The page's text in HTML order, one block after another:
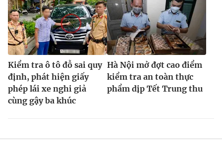
Kiểm tra ô tô đỗ sai quy
định, phát hiện giấy
phép lái xe nghi giả
cùng gậy ba khúc
Hà Nội mở đợt cao điểm
kiểm tra an toàn thực
phẩm dịp Tết Trung thu